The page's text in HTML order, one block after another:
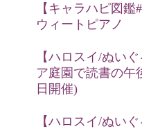
【キャラハピ図鑑
ウィートピアノ
【ハロスイ/ぬい
ア庭園で読書の午
日開催)
【ハロスイ/ぬい